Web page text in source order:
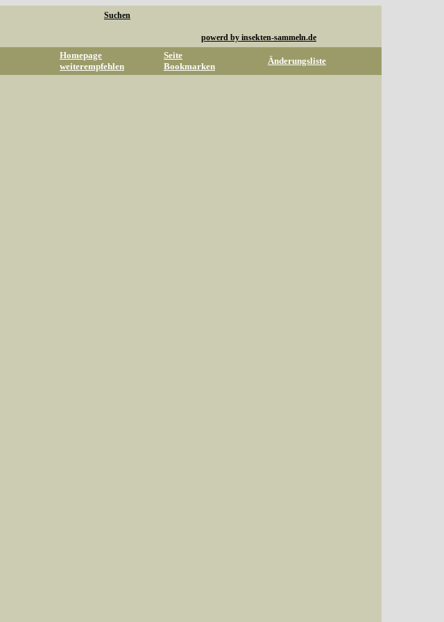
Suchen
powerd by insekten-sammeln.de
Homepage
weiterempfehlen
Seite
Bookmarken
Änderungsliste